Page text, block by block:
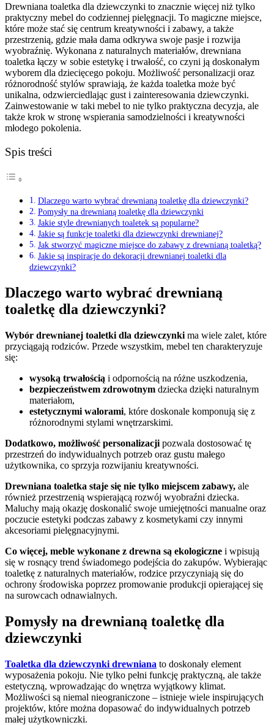
Drewniana toaletka dla dziewczynki to znacznie więcej niż tylko
praktyczny mebel do codziennej pielęgnacji. To magiczne miejsce,
które może stać się centrum kreatywności i zabawy, a także
przestrzenią, gdzie mała dama odkrywa swoje pasje i rozwija
wyobraźnię. Wykonana z naturalnych materiałów, drewniana
toaletka łączy w sobie estetykę i trwałość, co czyni ją doskonałym
wyborem dla dziecięcego pokoju. Możliwość personalizacji oraz
różnorodność stylów sprawiają, że każda toaletka może być
unikalna, odzwierciedlając gust i zainteresowania dziewczynki.
Zainwestowanie w taki mebel to nie tylko praktyczna decyzja, ale
także krok w stronę wspierania samodzielności i kreatywności
młodego pokolenia.
Spis treści
Dlaczego warto wybrać drewnianą toaletkę dla dziewczynki?
Pomysły na drewnianą toaletkę dla dziewczynki
Jakie style drewnianych toaletek są popularne?
Jakie są funkcje toaletki dla dziewczynki drewnianej?
Jak stworzyć magiczne miejsce do zabawy z drewnianą toaletką?
Jakie są inspiracje do dekoracji drewnianej toaletki dla
dziewczynki?
Dlaczego warto wybrać drewnianą
toaletkę dla dziewczynki?
Wybór drewnianej toaletki dla dziewczynki ma wiele zalet, które
przyciągają rodziców. Przede wszystkim, mebel ten charakteryzuje
się:
wysoką trwałością i odpornością na różne uszkodzenia,
bezpieczeństwem zdrowotnym dziecka dzięki naturalnym
materiałom,
estetycznymi walorami, które doskonale komponują się z
różnorodnymi stylami wnętrzarskimi.
Dodatkowo, możliwość personalizacji pozwala dostosować tę
przestrzeń do indywidualnych potrzeb oraz gustu małego
użytkownika, co sprzyja rozwijaniu kreatywności.
Drewniana toaletka staje się nie tylko miejscem zabawy, ale
również przestrzenią wspierającą rozwój wyobraźni dziecka.
Maluchy mają okazję doskonalić swoje umiejętności manualne oraz
poczucie estetyki podczas zabawy z kosmetykami czy innymi
akcesoriami pielęgnacyjnymi.
Co więcej, meble wykonane z drewna są ekologiczne i wpisują
się w rosnący trend świadomego podejścia do zakupów. Wybierając
toaletkę z naturalnych materiałów, rodzice przyczyniają się do
ochrony środowiska poprzez promowanie produkcji opierającej się
na surowcach odnawialnych.
Pomysły na drewnianą toaletkę dla
dziewczynki
Toaletka dla dziewczynki drewniana to doskonały element
wyposażenia pokoju. Nie tylko pełni funkcję praktyczną, ale także
estetyczną, wprowadzając do wnętrza wyjątkowy klimat.
Możliwości są niemal nieograniczone – istnieje wiele inspirujących
projektów, które można dopasować do indywidualnych potrzeb
małej użytkowniczki.